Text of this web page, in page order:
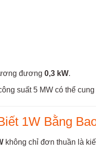
đương 0,3 kW.
suất 5 MW có thể
1W Bằng
không chỉ đơn thuần là